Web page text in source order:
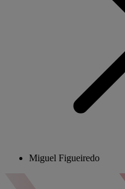
Miguel Figueiredo